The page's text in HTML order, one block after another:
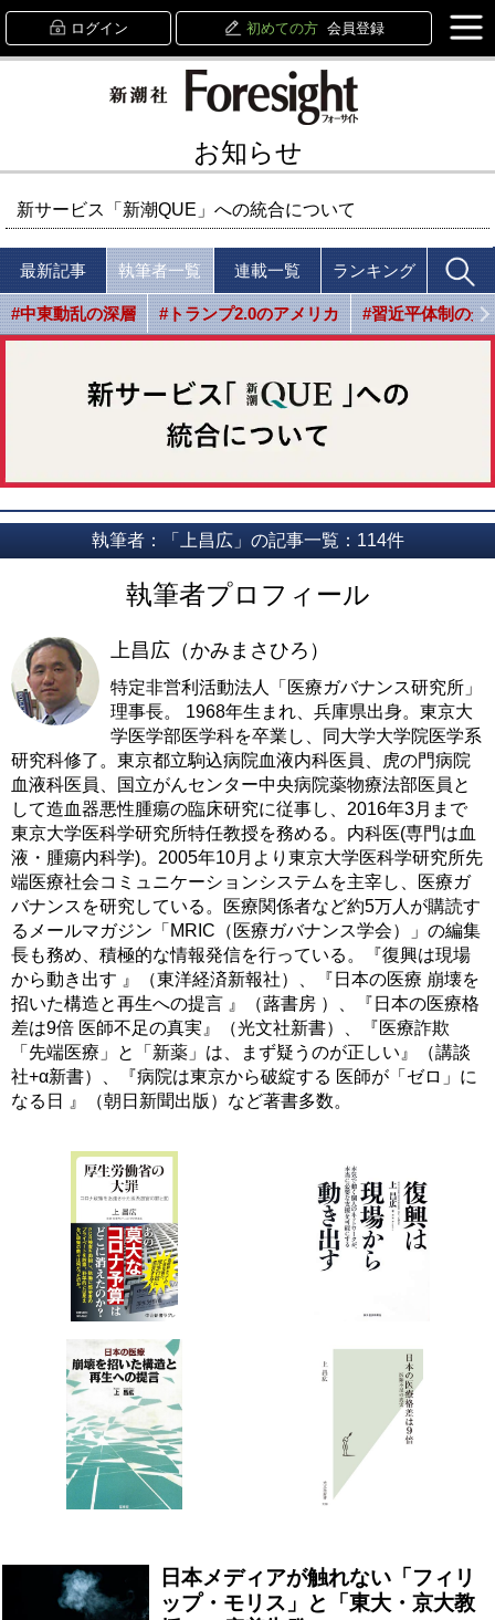
ログイン 初めての方 会員登録
お知らせ
新サービス「新潮QUE」への統合について
最新記事 執筆者一覧 連載一覧 ランキング
#中東動乱の深層 #トランプ2.0のアメリカ #習近平体制の光
執筆者：「上昌広」の記事一覧：114件
執筆者プロフィール
上昌広（かみまさひろ）
特定非営利活動法人「医療ガバナンス研究所」
理事長。 1968年生まれ、兵庫県出身。東京大
学医学部医学科を卒業し、同大学大学院医学系
研究科修了。東京都立駒込病院血液内科医員、虎の門病院
血液科医員、国立がんセンター中央病院薬物療法部医員と
して造血器悪性腫瘍の臨床研究に従事し、2016年3月まで
東京大学医科学研究所特任教授を務める。内科医(専門は血
液・腫瘍内科学)。2005年10月より東京大学医科学研究所先
端医療社会コミュニケーションシステムを主宰し、医療ガ
バナンスを研究している。医療関係者など約5万人が購読す
るメールマガジン「MRIC（医療ガバナンス学会）」の編集
長も務め、積極的な情報発信を行っている。『復興は現場
から動き出す 』（東洋経済新報社）、『日本の医療 崩壊を
招いた構造と再生への提言 』（蕗書房 ）、『日本の医療格
差は9倍 医師不足の真実』（光文社新書）、『医療詐欺
「先端医療」と「新薬」は、まず疑うのが正しい』（講談
社+α新書）、『病院は東京から破綻する 医師が「ゼロ」に
なる日 』（朝日新聞出版）など著書多数。
日本メディアが触れない「フィリ
ップ・モリス」と「東大・京大教